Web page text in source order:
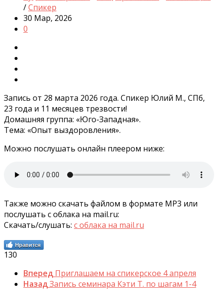
/Спикер
30 Мар, 2026
0
Запись от 28 марта 2026 года. Спикер Юлий М., СПб,
23 года и 11 месяцев трезвости!
Домашняя группа: «Юго-Западная».
Тема: «Опыт выздоровления».
Можно послушать онлайн плеером ниже:
Также можно скачать файлом в формате MP3 или
послушать с облака на mail.ru:
Скачать/слушать: с облака на mail.ru
Нравится
130
Вперед Приглашаем на спикерское 4 апреля
НазадЗапись семинара Кэти Т. по шагам 1-4